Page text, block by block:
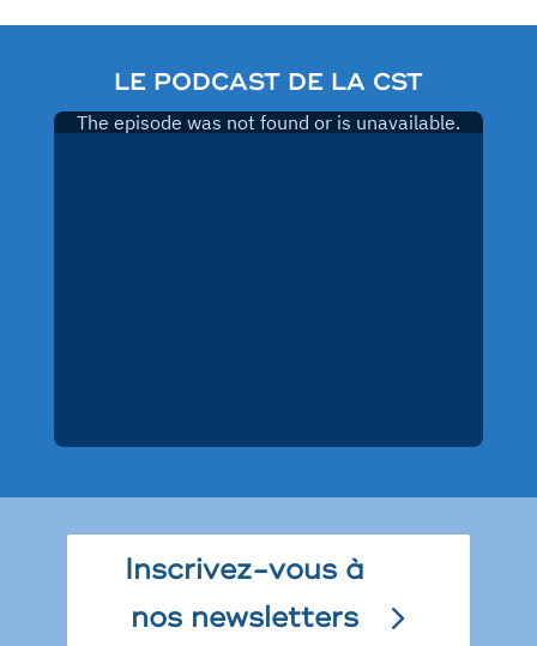
LE PODCAST DE LA CST
Inscrivez-vous à
nos newsletters